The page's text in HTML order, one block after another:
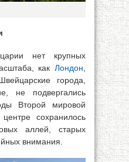
нет крупных
как Лондон
города,
не подвергались
Второй мировой
сохранилось
аллей, старых
внимания.